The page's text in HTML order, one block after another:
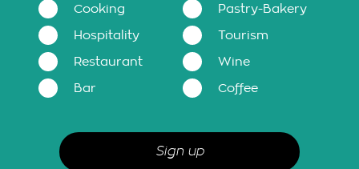
Cooking Pastry-Bakery
Hospitality Tourism
Restaurant Wine
Bar Coffee